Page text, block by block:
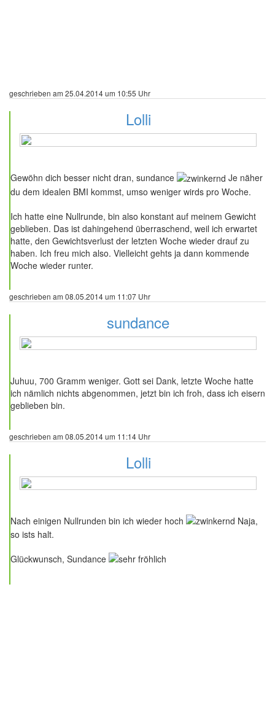
geschrieben am 25.04.2014 um 10:55 Uhr
Lolli
Gewöhn dich besser nicht dran, sundance
Je näher
du dem idealen BMI kommst, umso weniger wirds pro Woche.
Ich hatte eine Nullrunde, bin also konstant auf meinem Gewicht
geblieben. Das ist dahingehend überraschend, weil ich erwartet
hatte, den Gewichtsverlust der letzten Woche wieder drauf zu
haben. Ich freu mich also. Vielleicht gehts ja dann kommende
Woche wieder runter.
geschrieben am 08.05.2014 um 11:07 Uhr
sundance
Juhuu, 700 Gramm weniger. Gott sei Dank, letzte Woche hatte
ich nämlich nichts abgenommen, jetzt bin ich froh, dass ich eisern
geblieben bin.
geschrieben am 08.05.2014 um 11:14 Uhr
Lolli
Nach einigen Nullrunden bin ich wieder hoch
Naja,
so ists halt.
Glückwunsch, Sundance